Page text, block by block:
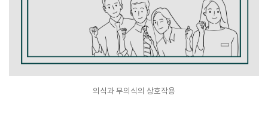
의식과 무의식의 상호작용